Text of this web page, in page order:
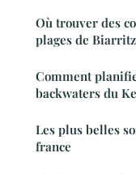
Où trouver des
plages de
Comment
backwaters du
Les plus belles
france